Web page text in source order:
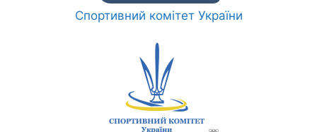
Спортивний комітет України